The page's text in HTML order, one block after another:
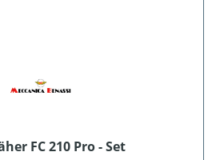
FC 210 Pro - Set